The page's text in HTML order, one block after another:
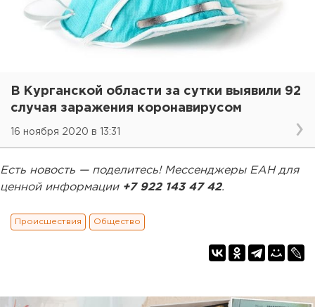
В Курганской области за сутки выявили 92
случая заражения коронавирусом
16 ноября 2020 в 13:31
Есть новость — поделитесь! Мессенджеры ЕАН для
ценной информации +7 922 143 47 42.
Происшествия Общество